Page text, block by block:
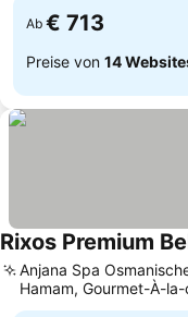
Ab € 713
Preise von 14
Rixos Premium
Anjana Spa
Hamam, Gourmet-À-
Restaurants